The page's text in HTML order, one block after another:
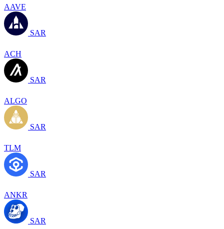
AAVE
SAR
ACH
SAR
ALGO
SAR
TLM
SAR
ANKR
SAR